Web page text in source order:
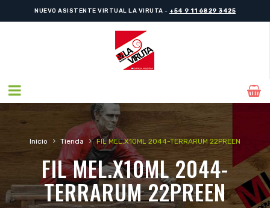
NUEVO ASISTENTE VIRTUAL LA VIRUTA - +54 9 11 6829 3425
Inicio › Tienda › FIL MEL.X10ML 2044-TERRARUM 22PREEN
FIL MEL.X10ML 2044-
TERRARUM 22PREEN